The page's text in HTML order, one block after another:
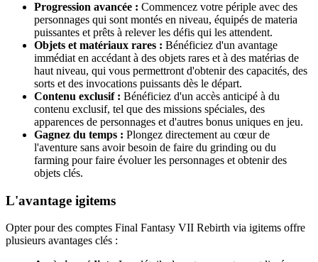
Progression avancée : Commencez votre périple avec des
personnages qui sont montés en niveau, équipés de materia
puissantes et prêts à relever les défis qui les attendent.
Objets et matériaux rares : Bénéficiez d'un avantage
immédiat en accédant à des objets rares et à des matérias de
haut niveau, qui vous permettront d'obtenir des capacités, des
sorts et des invocations puissants dès le départ.
Contenu exclusif : Bénéficiez d'un accès anticipé à du
contenu exclusif, tel que des missions spéciales, des
apparences de personnages et d'autres bonus uniques en jeu.
Gagnez du temps : Plongez directement au cœur de
l'aventure sans avoir besoin de faire du grinding ou du
farming pour faire évoluer les personnages et obtenir des
objets clés.
L'avantage igitems
Opter pour des comptes Final Fantasy VII Rebirth via igitems offre
plusieurs avantages clés :